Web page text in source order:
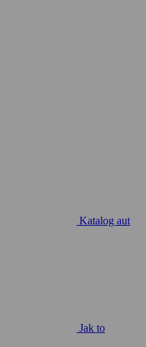
Katalog aut
Jak to